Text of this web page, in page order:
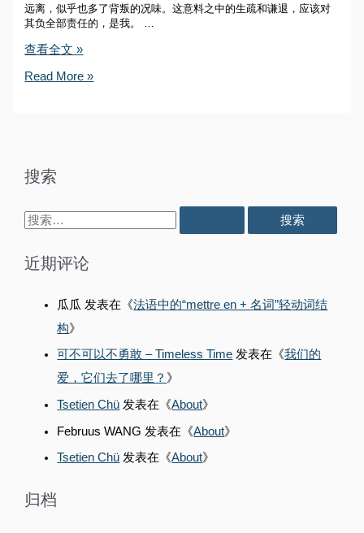
远离，似乎也多了背叛的况味。这意料之中的生疏和谦退，应该对
其负全部责任的，是我。 …
无
无
查看全文 »
无
自
长
Read More »
搜索
搜
：
近期评论
瓜瓜 发表在《法语中的“mettre en + 名词”轻动词结
构》
可不可以不勇敢 – Timeless Time 发表在《我们的
爱，它们去了哪里？ 》
Tsetien Chü 发表在《About》
Februus WANG 发表在《About》
Tsetien Chü 发表在《About》
归档